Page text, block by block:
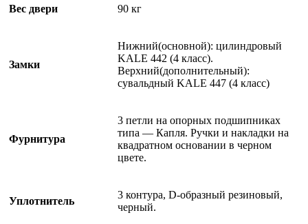
Вес двери 90 кг
Замки
Нижний(основной): цилиндровый
KALE 442 (4 класс).
Верхний(дополнительный):
сувальдный KALE 447 (4 класс)
Фурнитура
3 петли на опорных подшипниках
типа — Капля. Ручки и накладки на
квадратном основании в черном
цвете.
Уплотнитель
3 контура, D-образный резиновый,
черный.